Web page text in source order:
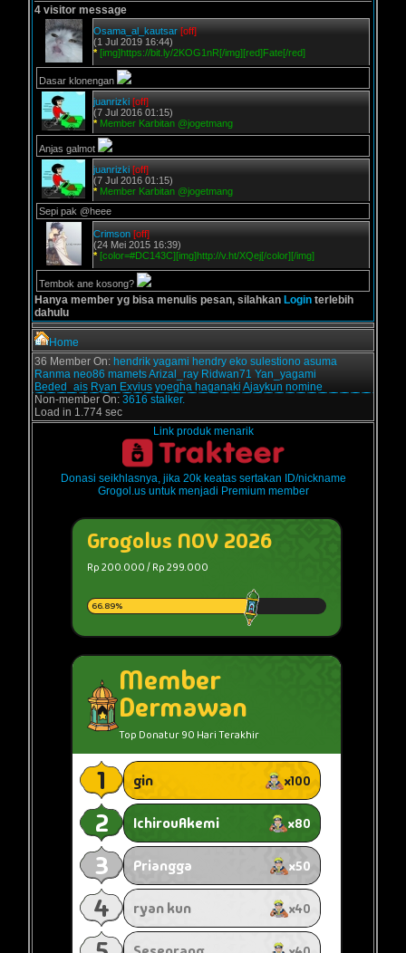
4 visitor message
Osama_al_kautsar [off]
(1 Jul 2019 16:44)
* [img]https://bit.ly/2KOG1nR[/img][red]Fate[/red]
Dasar klonengan
juanrizki [off]
(7 Jul 2016 01:15)
* Member Karbitan @jogetmang
Anjas galmot
juanrizki [off]
(7 Jul 2016 01:15)
* Member Karbitan @jogetmang
Sepi pak @heee
Crimson [off]
(24 Mei 2015 16:39)
* [color=#DC143C][img]http://v.ht/XQej[/color][/img]
Tembok ane kosong?
Hanya member yg bisa menulis pesan, silahkan Login terlebih
dahulu
Home
36 Member On: hendrik yagami hendry eko sulestiono asuma
Ranma neo86 mametsArizal_ray Ridwan71 Yan_yagami
Beded_ais Ryan Exvius yoegha haganaki Ajaykun nomine
Non-member On: 3616 stalker.
Load in 1.774 sec
Link produk menarik
Donasi seikhlasnya, jika 20k keatas sertakan ID/nickname
Grogol.us untuk menjadi Premium member